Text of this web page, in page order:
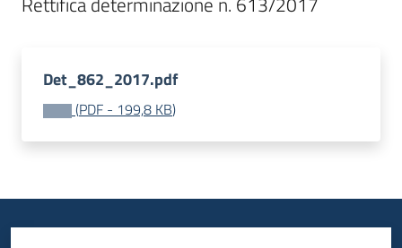
Piani
Det_862_2017.pdf
(PDF - 199,8 KB)